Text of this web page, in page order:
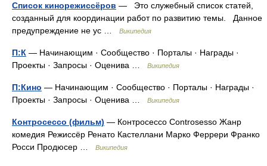
Список кинорежиссёров — Это служебный список статей,
созданный для координации работ по развитию темы. Данное
предупреждение не ус …
Википедия
П:К — Начинающим · Сообщество · Порталы · Награды ·
Проекты · Запросы · Оценива …
Википедия
П:Кино — Начинающим · Сообщество · Порталы · Награды ·
Проекты · Запросы · Оценива …
Википедия
Контросессо (фильм) — Контросессо Controsesso Жанр
комедия Режиссёр Ренато Кастеллани Марко Феррери Франко
Росси Продюсер …
Википедия